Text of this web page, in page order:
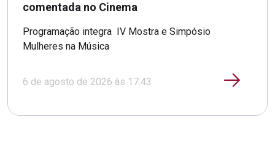
comentada no Cinema
Programação integra IV Mostra e Simpósio
Mulheres na Música
6 de agosto de 2026 às 17:43